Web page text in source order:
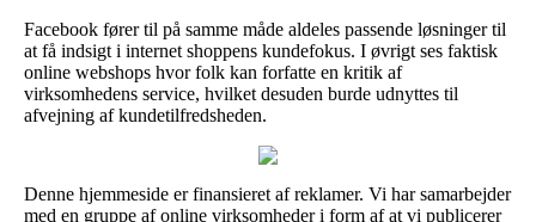
Facebook fører til på samme måde aldeles passende løsninger til
at få indsigt i internet shoppens kundefokus. I øvrigt ses faktisk
online webshops hvor folk kan forfatte en kritik af
virksomhedens service, hvilket desuden burde udnyttes til
afvejning af kundetilfredsheden.
Denne hjemmeside er finansieret af reklamer. Vi har samarbejder
med en gruppe af online virksomheder i form af at vi publicerer